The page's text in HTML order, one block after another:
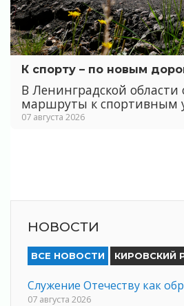
К спорту – по новым
В Ленинградской
маршруты к спортивным
07 августа 2026
НОВОСТИ
ВСЕ НОВОСТИ КИРОВСКИЙ
Служение Отечеству как
07 августа 2026